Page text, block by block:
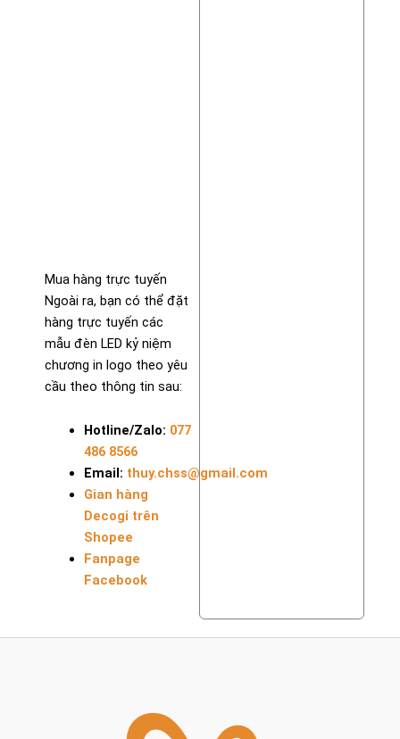
Mua hàng trực tuyến
Ngoài ra, bạn có thể đặt
hàng trực tuyến các
mẫu đèn LED kỷ niệm
chương in logo theo yêu
cầu theo thông tin sau:
Hotline/Zalo: 077
486 8566
Email: thuy.chss@gmail.com
Gian hàng
Decogi trên
Shopee
Fanpage
Facebook